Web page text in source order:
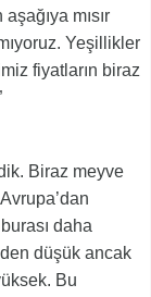
mısır
Yeşillikler
fiyatların biraz
Biraz meyve
daha
düşük ancak
Bu